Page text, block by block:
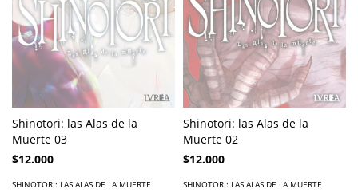
Shinotori: las Alas de la
Muerte 03
$12.000
SHINOTORI: LAS ALAS DE LA MUERTE
Shinotori: las Alas de la
Muerte 02
$12.000
SHINOTORI: LAS ALAS DE LA MUERTE